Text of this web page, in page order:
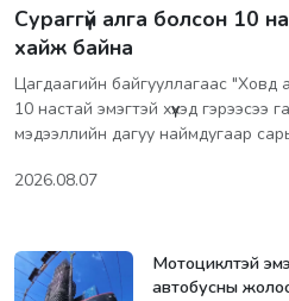
Сураггүй алга болсон 10
хайж байна
Цагдаагийн байгууллагаас "Ховд
10 настай эмэгтэй хүүхэд гэрээсээ
мэдээллийн дагуу наймдугаар
2026.08.07
Мотоциклтэй
автобусны